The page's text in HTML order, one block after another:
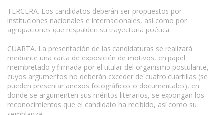
TERCERA. Los candidatos deberán ser propuestos por
instituciones nacionales e internacionales, así como por
agrupaciones que respalden su trayectoria poética.
CUARTA. La presentación de las candidaturas se realizará
mediante una carta de exposición de motivos, en papel
membretado y firmada por el titular del organismo postulante,
cuyos argumentos no deberán exceder de cuatro cuartillas (se
pueden presentar anexos fotográficos o documentales), en
donde se argumenten sus méritos literarios, se expongan los
reconocimientos que el candidato ha recibido, así como su